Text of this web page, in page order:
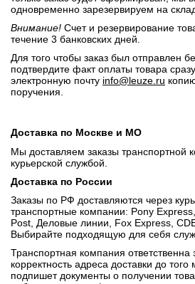
одновременно зарезервируем на
Внимание! Счет и резервирование
течение 3 банковских дней.
Для того чтобы заказ был отправлен
подтвердите факт оплаты товара
электронную почту info@leuze.ru
поручения.
Доставка по Москве и МО
Мы доставляем заказы транспортной
курьерской службой.
Доставка по России
Заказы по РФ доставляются через
транспортные компании: Pony
Post, Деловые линии, Fox Express,
Выбирайте подходящую для себя
Транспортная компания ответственна
корректность адреса доставки до
подпишет документы о получении